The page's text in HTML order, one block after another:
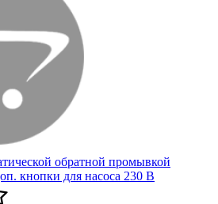
обратной промывкой
кнопки для насоса 230 В